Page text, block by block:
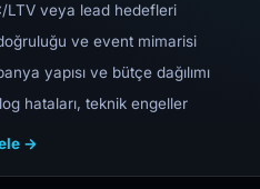
LTV veya lead hedefleri
ve event mimarisi
yapısı ve bütçe dağılımı
hataları, teknik engeller
→